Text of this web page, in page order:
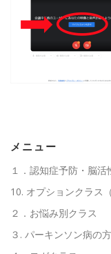
パーキンソン体操
パーキンソン病関連
メニュー
１．認知症予防・脳活
10. オプションクラス
２．お悩み別クラス
３. パーキンソン病の